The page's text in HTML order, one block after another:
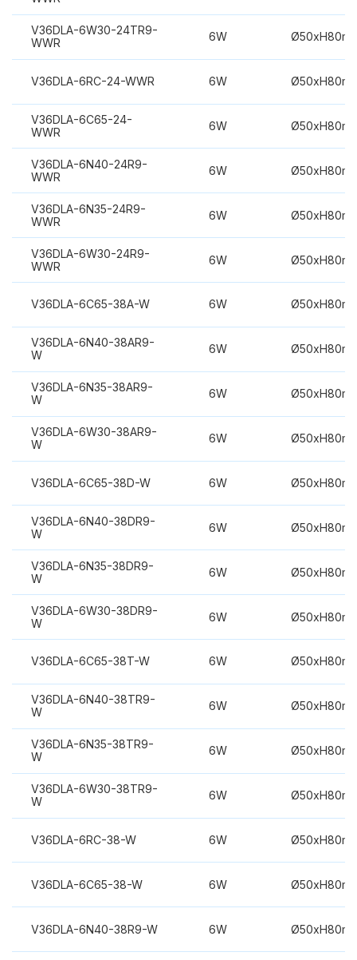
V36DLA-6W30-24TR9-
WWR
6W
V36DLA-6RC-24-WWR 6W
V36DLA-6C65-24-
WWR
6W
V36DLA-6N40-24R9-
WWR
6W
V36DLA-6N35-24R9-
WWR
6W
V36DLA-6W30-24R9-
WWR
6W
V36DLA-6C65-38A-W 6W
V36DLA-6N40-38AR9-
W
6W
V36DLA-6N35-38AR9-
W
6W
V36DLA-6W30-38AR9-
W
6W
V36DLA-6C65-38D-W 6W
V36DLA-6N40-38DR9-
W
6W
V36DLA-6N35-38DR9-
W
6W
V36DLA-6W30-38DR9-
W
6W
V36DLA-6C65-38T-W 6W
V36DLA-6N40-38TR9-
W
6W
V36DLA-6N35-38TR9-
W
6W
V36DLA-6W30-38TR9-
W
6W
V36DLA-6RC-38-W 6W
V36DLA-6C65-38-W 6W
V36DLA-6N40-38R9-W 6W